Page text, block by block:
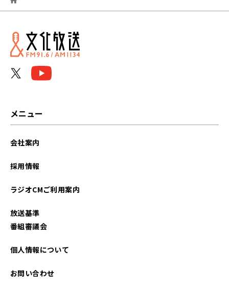
2026年05月
2026年04月
2025年07月
メニュー
会社案内
採用情報
ラジオCMご利用案内
放送基準
番組審議会
個人情報について
お問い合わせ